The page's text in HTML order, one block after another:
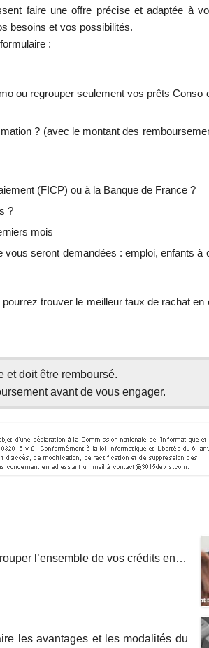
faire une offre précise et adaptée à
besoins et vos possibilités.
:
ou regrouper seulement vos prêts Conso
? (avec le montant des
(FICP) ou à la Banque de France ?
?
mois
seront demandées : emploi, enfants à
trouver le meilleur taux de rachat en
et doit être remboursé.
avant de vous engager.
l’ensemble de vos crédits en…
les avantages et les modalités du